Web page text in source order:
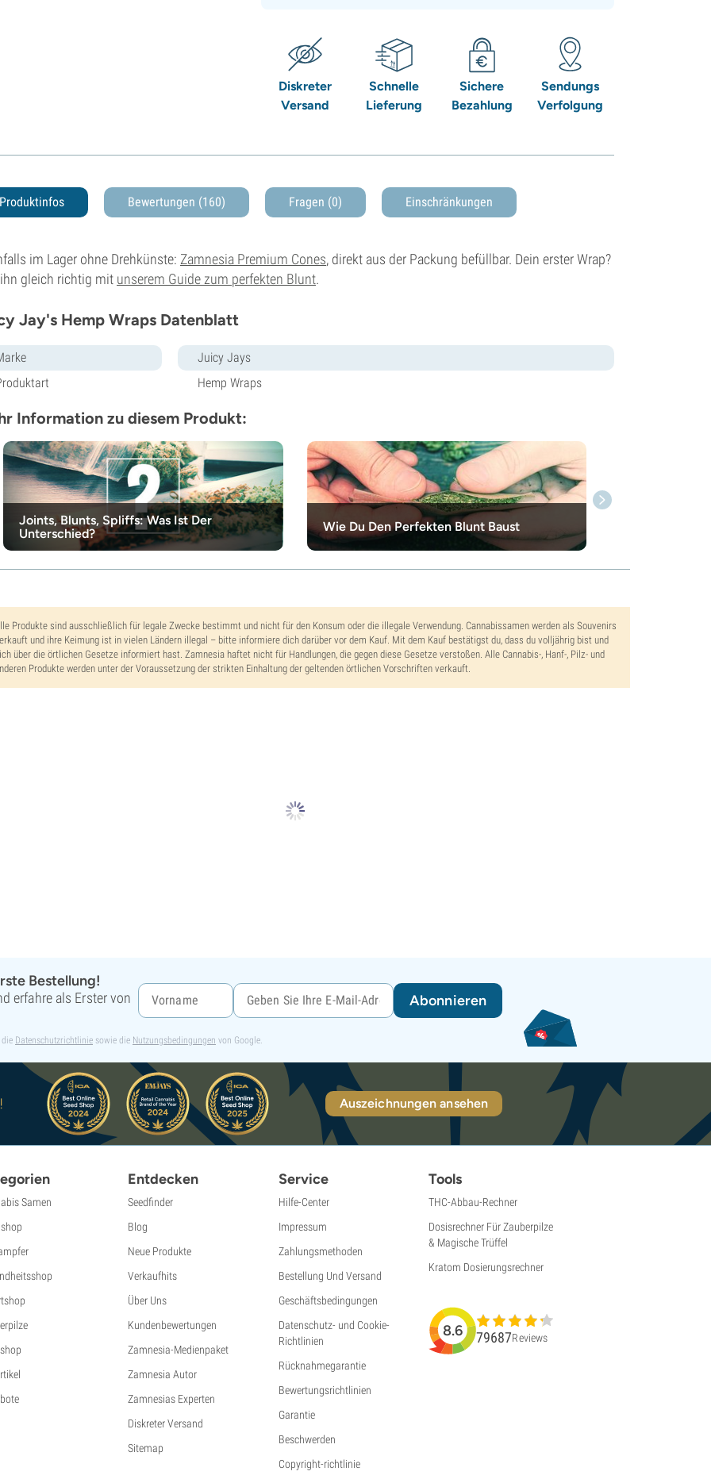
Diskreter
Versand
Schnelle
Lieferung
Sichere
Bezahlung
Sendungs
Verfolgung
Produktinfos Bewertungen (160) Fragen (0) Einschränkungen
im Lager ohne Drehkünste: Zamnesia Premium Cones, direkt aus der Packung befüllbar. Dein erster Wrap?
gleich richtig mit unserem Guide zum perfekten Blunt.
Jay's Hemp Wraps Datenblatt
Juicy Jays
Hemp Wraps
Information zu diesem Produkt:
Joints, Blunts, Spliffs: Was Ist Der
Unterschied?
Wie Du Den Perfekten Blunt Baust
Produkte sind ausschließlich für legale Zwecke bestimmt und nicht für den Konsum oder die illegale Verwendung. Cannabissamen werden als Souvenirs
und ihre Keimung ist in vielen Ländern illegal – bitte informiere dich darüber vor dem Kauf. Mit dem Kauf bestätigst du, dass du volljährig bist und
über die örtlichen Gesetze informiert hast. Zamnesia haftet nicht für Handlungen, die gegen diese Gesetze verstoßen. Alle Cannabis-, Hanf-, Pilz- und
Produkte werden unter der Voraussetzung der strikten Einhaltung der geltenden örtlichen Vorschriften verkauft.
Bestellung!
erfahre als Erster von
Abonnieren
die Datenschutzrichtlinie sowie die Nutzungsbedingungen von Google.
Auszeichnungen ansehen
Samen
Entdecken
Seedfinder
Blog
Neue Produkte
Verkaufhits
Über Uns
Kundenbewertungen
Zamnesia-Medienpaket
Zamnesia Autor
Zamnesias Experten
Diskreter Versand
Sitemap
Service
Hilfe-Center
Impressum
Zahlungsmethoden
Bestellung Und Versand
Geschäftsbedingungen
Datenschutz- und Cookie-
Richtlinien
Rücknahmegarantie
Bewertungsrichtlinien
Garantie
Beschwerden
Copyright-richtlinie
Tools
THC-Abbau-Rechner
Dosisrechner Für Zauberpilze
& Magische Trüffel
Kratom Dosierungsrechner
8.6 79687Reviews